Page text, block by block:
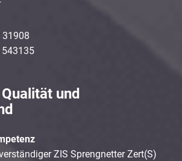
31908
543135
und
ZIS Sprengnetter Zert(S)